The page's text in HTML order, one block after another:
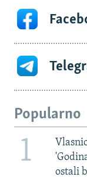
Popularno
1
ostali